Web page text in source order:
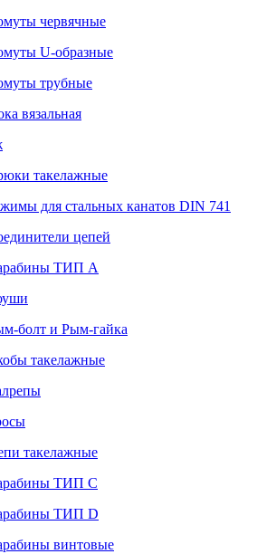
червячные
U-образные
трубные
вязальная
такелажные
для стальных канатов DIN 741
цепей
ТИП А
болт и Рым-гайка
такелажные
такелажные
ТИП C
ТИП D
винтовые